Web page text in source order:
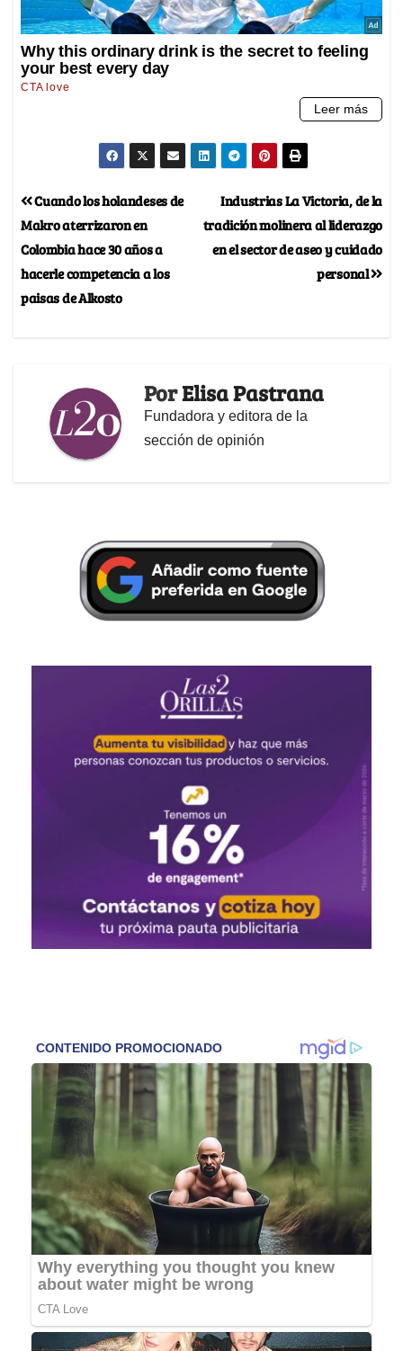
Industrias La Victoria, de la
tradición molinera al liderazgo
en el sector de aseo y cuidado
personal
Cuando los holandeses de
Makro aterrizaron en
Colombia hace 30 años a
hacerle competencia a los
paisas de Alkosto
PorElisa Pastrana
Fundadora y editora de la
sección de opinión